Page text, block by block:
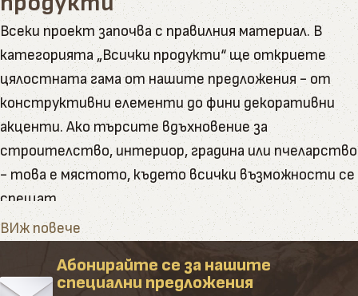
Всеки проект започва с правилния материал. В
категорията „Всички продукти“ ще откриете
цялостната гама от нашите предложения - от
конструктивни елементи до фини декоративни
акценти. Ако търсите вдъхновение за
строителство, интериор, градина или пчеларство
- това е мястото, където всички възможности се
срещат.
Тук ще намерите пълната гама от артикули и
натурални продукти, които Палисандър предлага
Категорията обединява в себе си всички наши
ВИж повече
Абонирайте се за нашите
специални предложения